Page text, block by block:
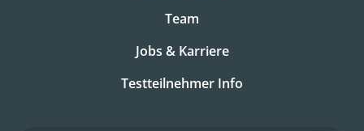
Team
Jobs & Karriere
Testteilnehmer Info